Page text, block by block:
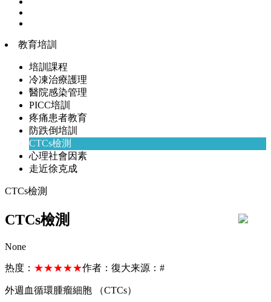
教育培訓
培訓課程
冷凍治療護理
醫院感染管理
PICC培訓
疼痛患者教育
防跌倒培訓
CTCs檢測
心理社會因素
走近徐克成
CTCs檢測
CTCs檢測
None
热度： ★★★★★作者： 復大来源： #
外週血循環腫瘤細胞 （CTCs）